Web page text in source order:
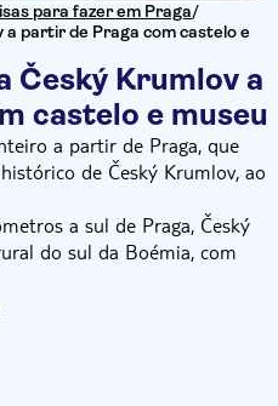
para fazer em Praga/
a partir de Praga com castelo e
Český Krumlov a
castelo e museu
a partir de Praga, que
de Český Krumlov, ao
a sul de Praga, Český
do sul da Boémia, com
O centro da cidade,
alberga mais de 300 casas
de castelos da
barrocos. Durante a
e o auditório giratório.